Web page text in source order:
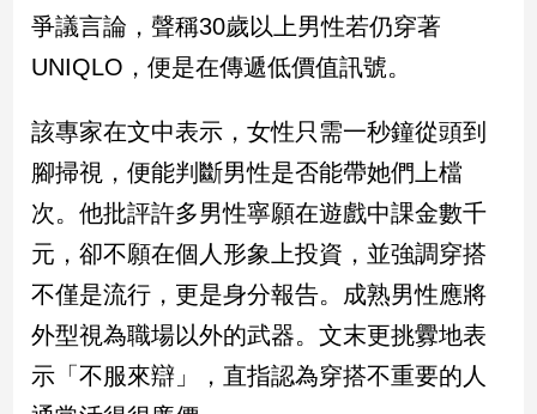
品
觀
民
調
國
會
點
觀
點
爭議言論，聲稱30歲以上男性若仍穿著
UNIQLO，便是在傳遞低價值訊號。
該專家在文中表示，女性只需一秒鐘從頭到
腳掃視，便能判斷男性是否能帶她們上檔
次。他批評許多男性寧願在遊戲中課金數千
元，卻不願在個人形象上投資，並強調穿搭
不僅是流行，更是身分報告。成熟男性應將
外型視為職場以外的武器。文末更挑釁地表
示「不服來辯」，直指認為穿搭不重要的人